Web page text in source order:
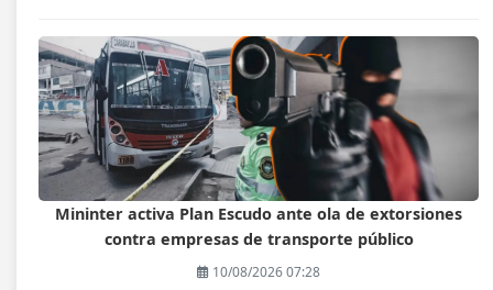
Mininter activa Plan Escudo ante ola de extorsiones
contra empresas de transporte público
10/08/2026 07:28